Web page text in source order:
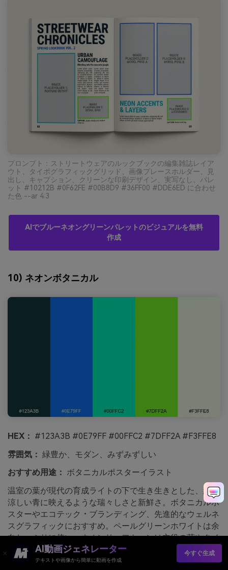
プロンプト：ストリートウェアのルックブックの編集雑誌レイア
ウト、タイポグラフィックグリッド、画像プレースホルダー、見
出し、キャプション、クリーンな印刷デザイン、実写なし、パレ
ット #10212B #0F62FE #00B8D9 #36FF00 #DDE6ED に合わせ
た色 --ar 4:3
AIでブルーネオングリーンパレットのビジュアルを無料
作成
10) ネオンボタニカル
HEX： #123A3B #0E79FF #00FFC2 #7DFF2A #F3FFE8
雰囲気： 緑豊か、モダン、みずみずしい
おすすめ用途： ボタニカルポスターイラスト
温室の葉が現代の育成ライトの下で生き生きとした、緑が
涼しい青に映えるような瑞々しさと新鮮さ。ボタニカルポ
スターやエコテック・ブランディング、先進的なウェルネ
スグラフィックにおすすめ。ペールグリーンホワイトは余
白たっぷりに使い、ネオンリーフトーンは主役の茎やタイ
トル用に。コツ：一番暗いティール色は輪郭線だけに限定
して、イラスト全体を軽やかに保ちましょう。
AI動画ジェネレーター
テキストや画像から簡単に動画を作成
今すぐ生成